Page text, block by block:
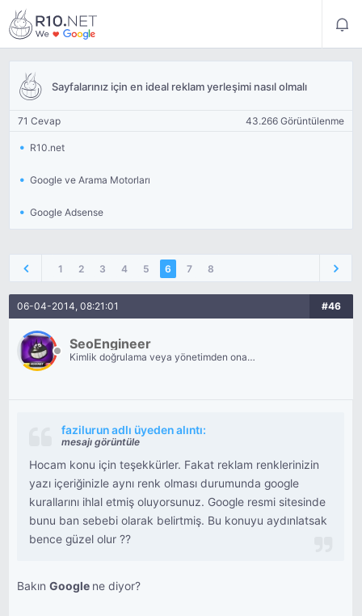
Sayfalarınız için en ideal reklam yerleşimi nasıl olmalı
71 Cevap 43.266 Görüntülenme
R10.net
Google ve Arama Motorları
Google Adsense
1 2 3 4 5 6 7 8
06-04-2014, 08:21:01 #46
SeoEngineer
Kimlik doğrulama veya yönetimden onay
fazilurun adlı üyeden alıntı:
mesajı görüntüle
Hocam konu için teşekkürler. Fakat reklam renklerinizin
yazı içeriğinizle aynı renk olması durumunda google
kurallarını ihlal etmiş oluyorsunuz. Google resmi sitesinde
bunu ban sebebi olarak belirtmiş. Bu konuyu aydınlatsak
bence güzel olur ??
BakınGoogle ne diyor?